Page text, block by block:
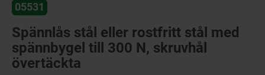
05531
Spännlås stål eller rostfritt stål med
spännbygel till 300 N, skruvhål
övertäckta